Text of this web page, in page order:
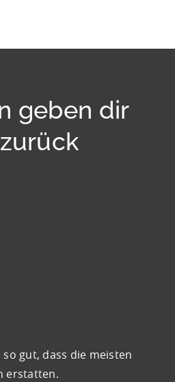
geben dir
gut, dass die meisten
erstatten.